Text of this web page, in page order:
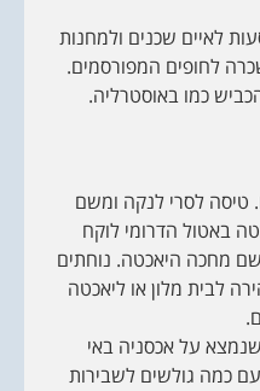
לאיים שכנים ולמחנות
לחופים המפורסמים.
כמו באוסטרליה.
טיסה לסרי לנקה ומשם
באטול הדרומי לוקח
מחכה היאכטה. נוחתים
לבית מלון או ליאכטה
על אכסניה באי
כמה גולשים לשבירות